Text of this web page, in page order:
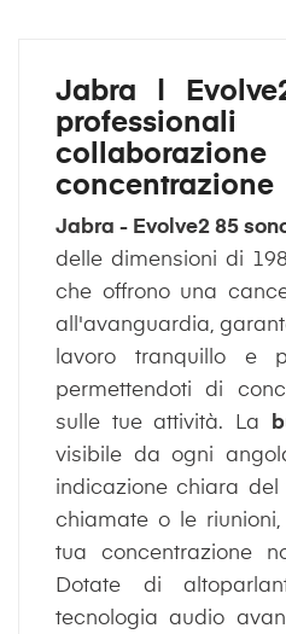
Jabra |
concentrazione
Jabra - Evolve2 85
delle dimensioni di
che offrono una
all'avanguardia,
lavoro tranquillo e
permettendoti di
sulle tue attività. La
visibile da ogni
indicazione chiara
chiamate o le
tua concentrazione
Dotate di
tecnologia audio